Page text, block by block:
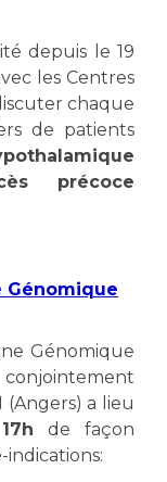
d'Infectiologie
depuis le 19
les Centres
chaque
de patients
précoce
Génomique
Génomique
a lieu
de façon